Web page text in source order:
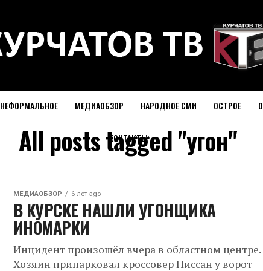
НЕФОРМАЛЬНОЕ МЕДИАОБЗОР НАРОДНОЕ СМИ ОСТРОЕ
КОНТАКТЫ
All posts tagged "угон"
МЕДИАОБЗОР 6 лет ago
В КУРСКЕ НАШЛИ УГОНЩИКА
ИНОМАРКИ
Инцидент произошёл вчера в областном центре.
Хозяин припарковал кроссовер Ниссан у ворот